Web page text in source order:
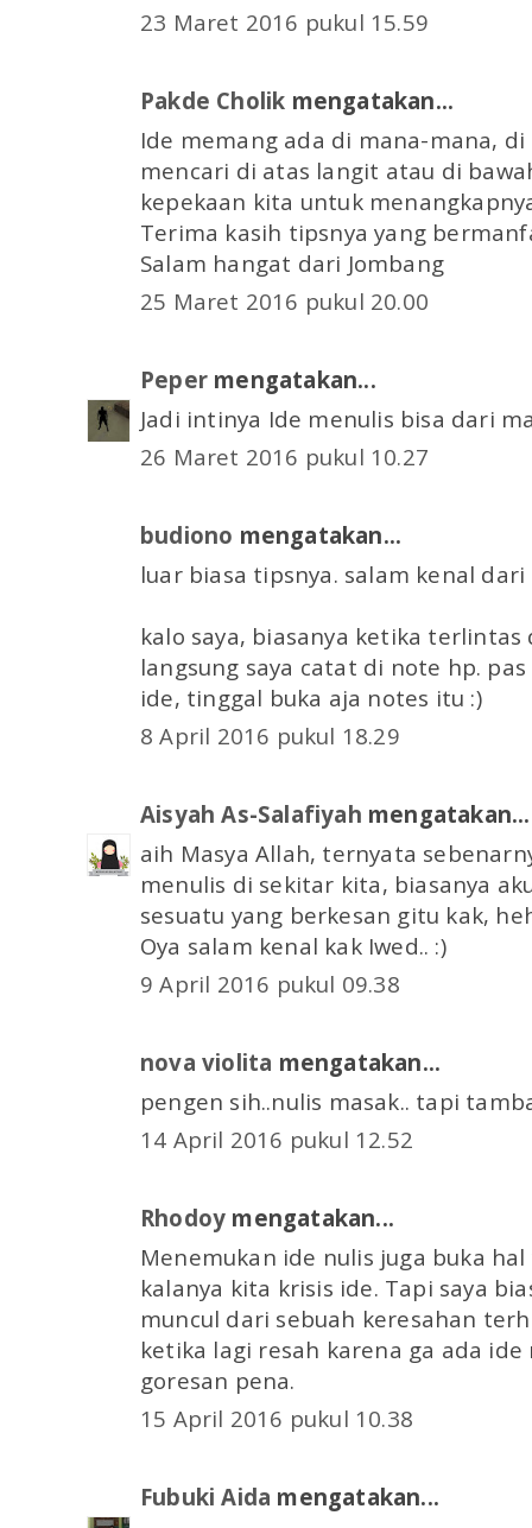
23 Maret 2016 pukul 15.59
Pakde Cholik mengatakan...
Ide memang ada di mana-mana,
mencari di atas langit atau di
kepekaan kita untuk
Terima kasih tipsnya yang
Salam hangat dari Jombang
25 Maret 2016 pukul 20.00
Peper mengatakan...
Jadi intinya Ide menulis bisa dari
26 Maret 2016 pukul 10.27
budiono mengatakan...
luar biasa tipsnya. salam kenal dari
kalo saya, biasanya ketika terlintas
langsung saya catat di note hp.
ide, tinggal buka aja notes itu :)
8 April 2016 pukul 18.29
Aisyah As-Salafiyah mengatakan...
aih Masya Allah, ternyata
menulis di sekitar kita, biasanya
sesuatu yang berkesan gitu kak,
Oya salam kenal kak Iwed.. :)
9 April 2016 pukul 09.38
nova violita mengatakan...
pengen sih..nulis masak.. tapi
14 April 2016 pukul 12.52
Rhodoy mengatakan...
Menemukan ide nulis juga buka
kalanya kita krisis ide. Tapi saya
muncul dari sebuah keresahan
ketika lagi resah karena ga ada
goresan pena.
15 April 2016 pukul 10.38
Fubuki Aida mengatakan...